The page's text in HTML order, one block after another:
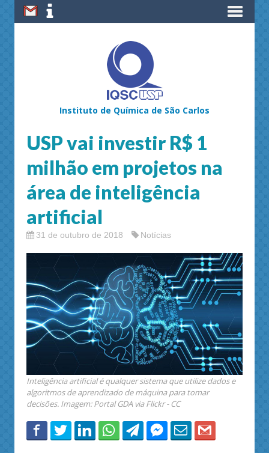
Instituto de Química de São Carlos
USP vai investir R$ 1
milhão em projetos na
área de inteligência
artificial
31 de outubro de 2018 Notícias
Inteligência artificial é qualquer sistema que utilize dados e
algoritmos de aprendizado de máquina para tomar
decisões. Imagem: Portal GDA via Flickr - CC